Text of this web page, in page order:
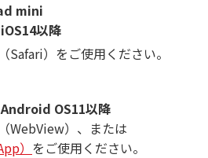
mini
以降
Safari）をご使用ください。
OS11以降
WebView）、または
） をご使用ください。